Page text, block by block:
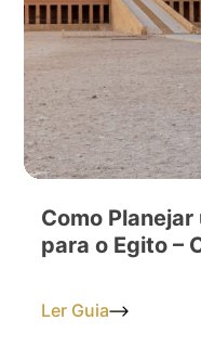
Como
para o Egito –
Ler Guia